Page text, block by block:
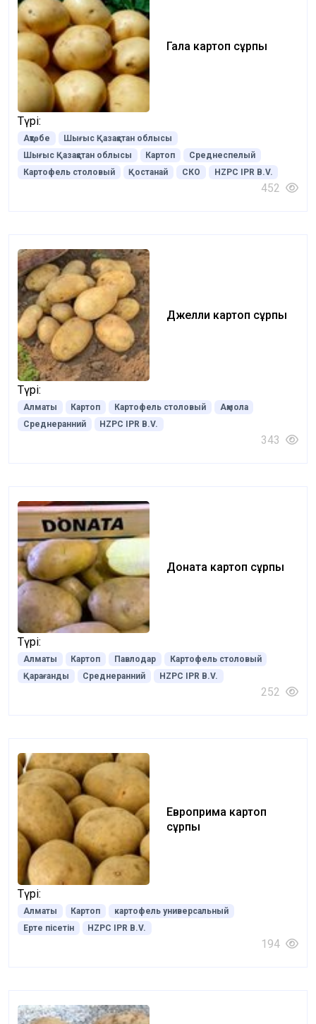
Гала картоп сұрпы
Түрі:
Ақтөбе
Шығыс Қазақстан облысы
Шығыс Қазақстан облысы
Картоп
Среднеспелый
Картофель столовый
Қостанай СКО HZPC IPR B.V.
452
Джелли картоп сұрпы
Түрі:
Алматы Картоп Картофель столовый
Ақмола
Среднеранний
HZPC IPR B.V.
343
Доната картоп сұрпы
Түрі:
Алматы Картоп Павлодар
Картофель столовый
Қарағанды
Среднеранний HZPC IPR B.V.
252
Европрима картоп
сұрпы
Түрі:
Алматы Картоп
картофель универсальный
Ерте пісетін
HZPC IPR B.V.
194